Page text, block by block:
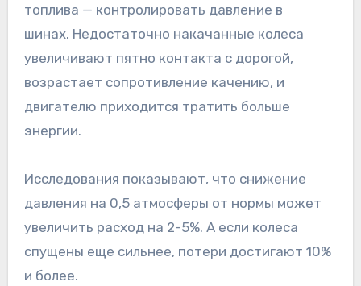
топлива — контролировать давление в
шинах. Недостаточно накачанные колеса
увеличивают пятно контакта с дорогой,
возрастает сопротивление качению, и
двигателю приходится тратить больше
энергии.
Исследования показывают, что снижение
давления на 0,5 атмосферы от нормы может
увеличить расход на 2-5%. А если колеса
спущены еще сильнее, потери достигают 10%
и более.